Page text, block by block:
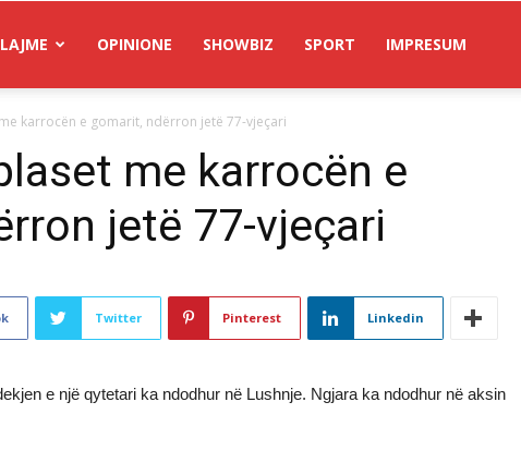
LAJME OPINIONE SHOWBIZ SPORT IMPRESUM
karrocën e gomarit, ndërron jetë 77-vjeçari
me karrocën e
jetë 77-vjeçari
Twitter Pinterest Linkedin
e një qytetari ka ndodhur në Lushnje. Ngjara ka ndodhur në aksin